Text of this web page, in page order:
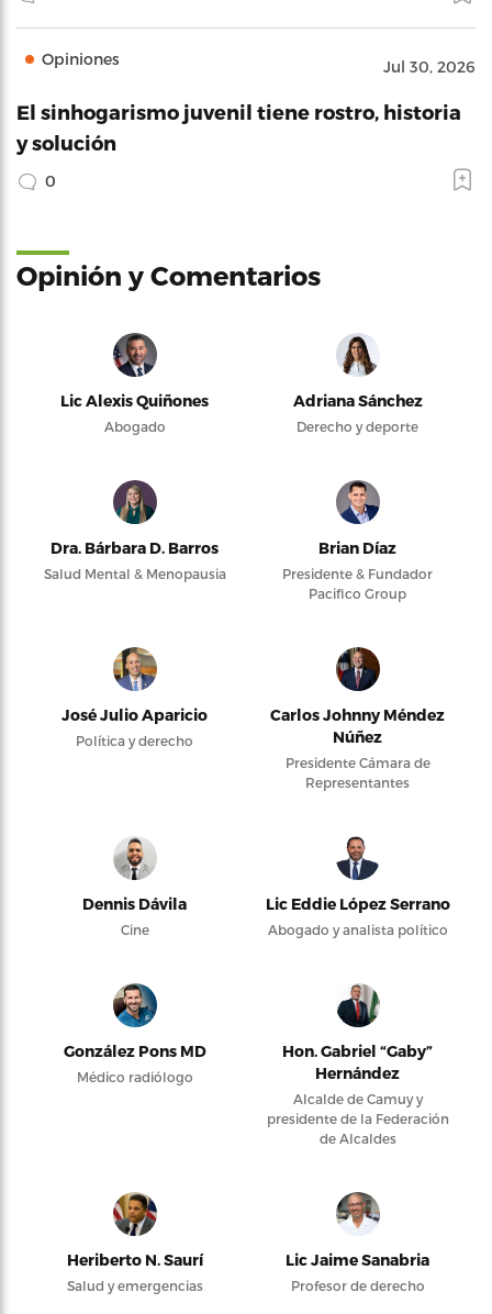
Opiniones Jul 30, 2026
El sinhogarismo juvenil tiene rostro, historia
y solución
0
Opinión y Comentarios
Lic Alexis Quiñones
Abogado
Adriana Sánchez
Derecho y deporte
Dra. Bárbara D. Barros
Salud Mental & Menopausia
Brian Díaz
Presidente & Fundador
Pacifico Group
José Julio Aparicio
Política y derecho
Carlos Johnny Méndez
Núñez
Presidente Cámara de
Representantes
Dennis Dávila
Cine
Lic Eddie López Serrano
Abogado y analista político
González Pons MD
Médico radiólogo
Hon. Gabriel “Gaby”
Hernández
Alcalde de Camuy y
presidente de la Federación
de Alcaldes
Heriberto N. Saurí
Salud y emergencias
Lic Jaime Sanabria
Profesor de derecho